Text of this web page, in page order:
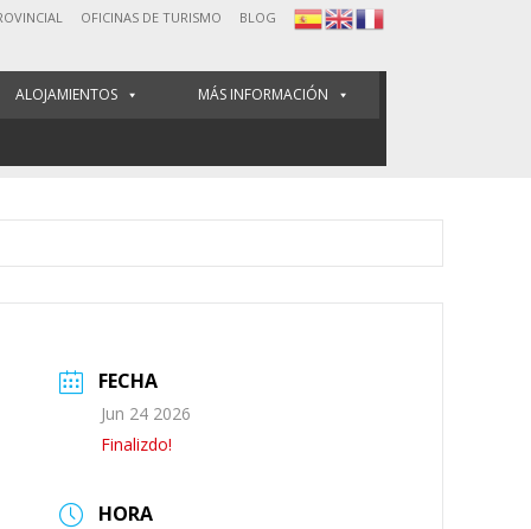
OFICINAS DE TURISMO BLOG
ALOJAMIENTOS MÁS INFORMACIÓN
FECHA
Jun 24 2026
Finalizdo!
HORA